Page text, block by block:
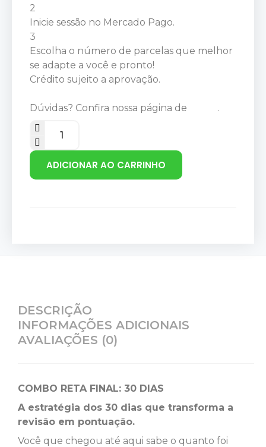
2
Inicie sessão no Mercado Pago.
3
Escolha o número de parcelas que melhor
se adapte a você e pronto!
Crédito sujeito a aprovação.
Dúvidas? Confira nossa página de .
ADICIONAR AO CARRINHO
DESCRIÇÃO
INFORMAÇÕES ADICIONAIS
AVALIAÇÕES (0)
COMBO RETA FINAL: 30 DIAS
A estratégia dos 30 dias que transforma a
revisão em pontuação.
Você que chegou até aqui sabe o quanto foi